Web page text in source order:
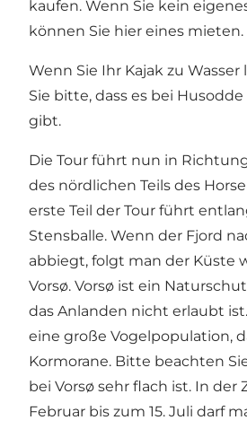
kaufen. Wenn Sie kein
können Sie hier eines mieten.
Wenn Sie Ihr Kajak zu Wasser
Sie bitte, dass es bei
gibt.
Die Tour führt nun in
des nördlichen Teils des
erste Teil der Tour führt
Stensballe. Wenn der Fjord
abbiegt, folgt man der Küste
Vorsø. Vorsø ist ein
das Anlanden nicht erlaubt
eine große Vogelpopulation,
Kormorane. Bitte beachten
bei Vorsø sehr flach ist. In der
Februar bis zum 15. Juli darf